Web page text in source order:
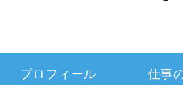
プロフィール 仕事